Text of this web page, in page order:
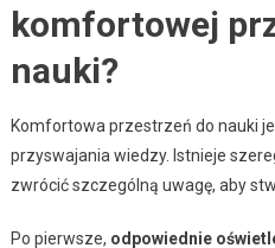
komfortowej
nauki?
Komfortowa przestrzeń do nauki
przyswajania wiedzy. Istnieje
zwrócić szczególną uwagę, aby
Po pierwsze, odpowiednie